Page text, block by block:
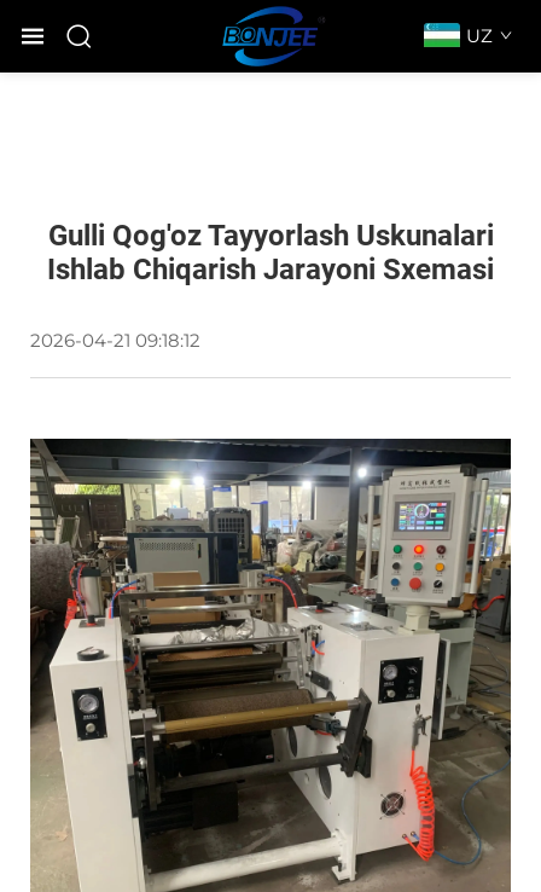
UZ
Gulli Qog'oz Tayyorlash Uskunalari
Ishlab Chiqarish Jarayoni Sxemasi
2026-04-21 09:18:12